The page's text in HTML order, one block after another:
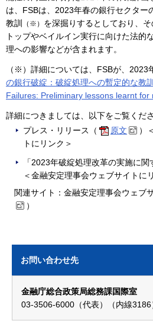
は、FSBは、2023年春の銀行セクター
教訓
（※） を深掘りするとしており、
トップやベイルイン実行に向けた法的
理への影響などが含まれます。
（※）詳細については、FSBが、2023
の銀行破綻：破綻処理への暫定的な教
Failures: Preliminary lessons learnt for
詳細につきましては、以下をご覧くださ
プレス・リリース（
原文
）
トにリンク＞
「2023年破綻処理改革の実施に関
＜金融安定理事会ウェブサイトに
関連サイト：金融安定理事会ウェブ
）
お問い合わせ先
金融庁総合政策局総務課国際室
03-3506-6000（代表）（内線3186